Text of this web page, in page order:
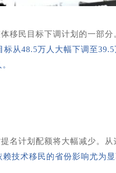
移民目标下调计划的一部分
标从48.5万人大幅下调至
名计划配额将大幅减少。从
技术移民的省份影响尤为显